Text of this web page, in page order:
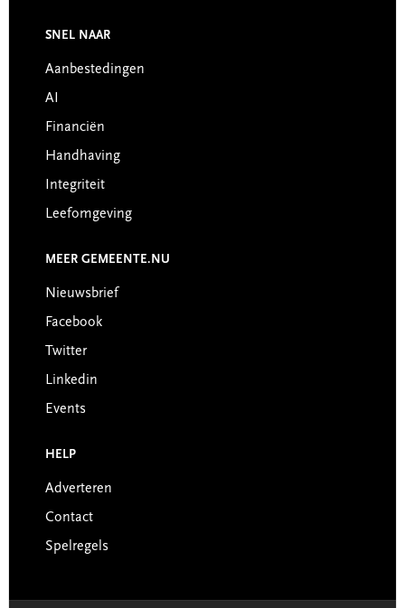
Footer
SNEL NAAR
Aanbestedingen
AI
Financiën
Handhaving
Integriteit
Leefomgeving
MEER GEMEENTE.NU
Nieuwsbrief
Facebook
Twitter
Linkedin
Events
HELP
Adverteren
Contact
Spelregels